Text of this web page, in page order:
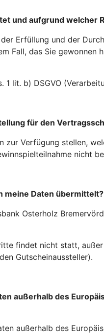
und aufgrund welcher
Erfüllung und der
Fall, das Sie
lit. b) DSGVO
für den
zur Verfügung stellen,
nicht
meine Daten übermittelt?
Osterholz
findet nicht statt,
Gutscheinaussteller).
außerhalb des
außerhalb des